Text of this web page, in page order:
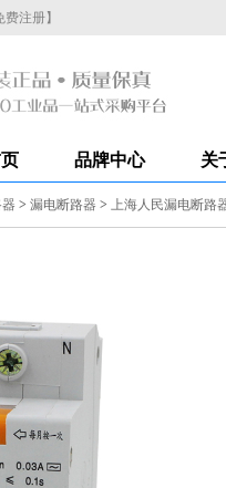
费注册】
品牌中心 关
> 漏电断路器 > 上海人民漏电断路